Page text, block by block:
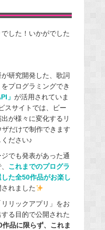
した！いかがでした
研究開発した、歌詞
プログラミングでき
」 が活用されていま
スサイトでは、ビー
が様々に変化するリ
だけで制作できます
ださい♪
でも発表があった通
これまでのプログラ
た全50作品がお楽し
れました
リックアプリ」をお
る目的で公開された
作品に限らず、これま